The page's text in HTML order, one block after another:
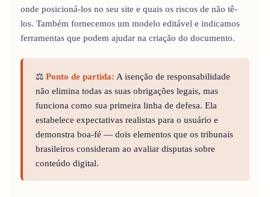
onde posicioná-los no seu site e quais os riscos de não tê-
los. Também fornecemos um modelo editável e indicamos
ferramentas que podem ajudar na criação do documento.
⚖️ Ponto de partida: A isenção de responsabilidade
não elimina todas as suas obrigações legais, mas
funciona como sua primeira linha de defesa. Ela
estabelece expectativas realistas para o usuário e
demonstra boa-fé — dois elementos que os tribunais
brasileiros consideram ao avaliar disputas sobre
conteúdo digital.